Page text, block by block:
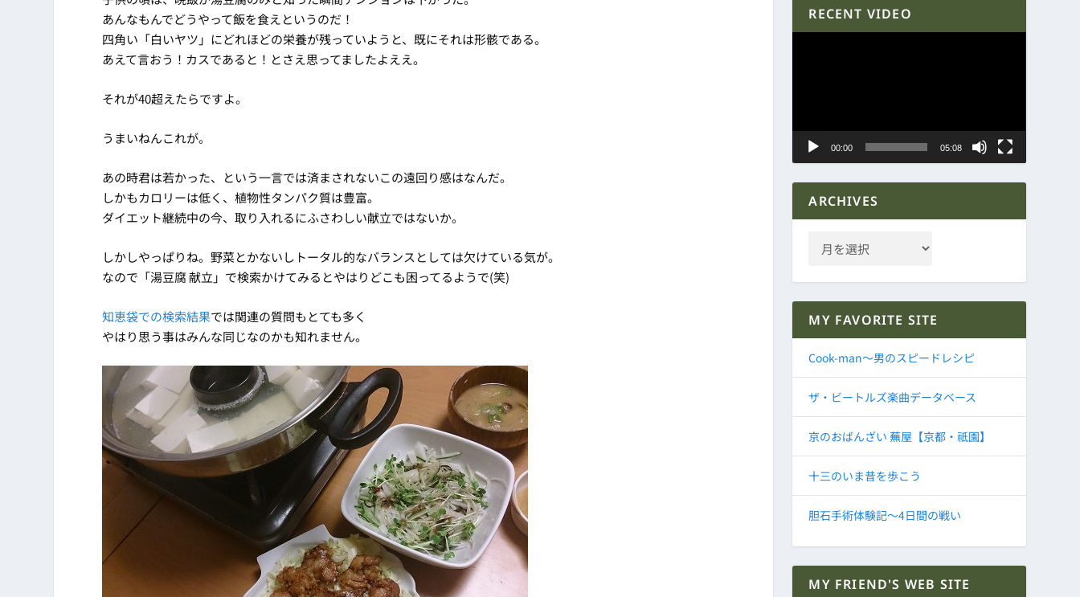
あんなもんでどうやって飯を食えというのだ！
四角い「白いヤツ」にどれほどの栄養が残っていようと、既にそれは形骸である。
あえて言おう！カスであると！とさえ思ってましたよええ。
それが40超えたらですよ。
うまいねんこれが。
あの時君は若かった、という一言では済まされないこの遠回り感はなんだ。
しかもカロリーは低く、植物性タンパク質は豊富。
ダイエット継続中の今、取り入れるにふさわしい献立ではないか。
しかしやっぱりね。野菜とかないしトータル的なバランスとしては欠けている気が。
なので「湯豆腐 献立」で検索かけてみるとやはりどこも困ってるようで(笑)
知恵袋での検索結果では関連の質問もとても多く
やはり思う事はみんな同じなのかも知れません。
RECENT VIDEO
ー
00:00 05:08
ARCHIVES
MY FAVORITE SITE
Cook-man～男のスピードレシピ
ザ・ビートルズ楽曲データベース
京のおばんざい 蕪屋【京都・祇園】
十三のいま昔を歩こう
胆石手術体験記～4日間の戦い
MY FRIEND'S WEB SITE